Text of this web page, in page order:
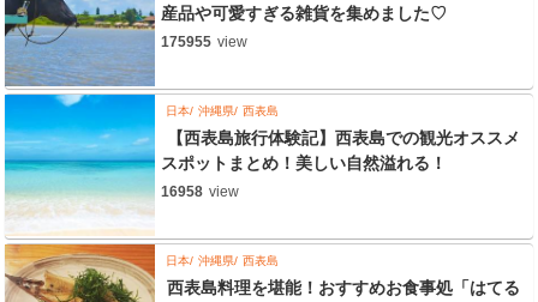
産品や可愛すぎる雑貨を集めました♡
175955 view
日本 沖縄県 西表島
【西表島旅行体験記】西表島での観光オススメ
スポットまとめ！美しい自然溢れる！
16958 view
日本 沖縄県 西表島
西表島料理を堪能！おすすめお食事処「はてる